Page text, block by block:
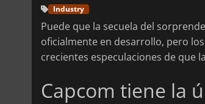
Industry
Puede que la secuela del
oficialmente en desarrollo, pero
crecientes especulaciones de que
Capcom tiene la